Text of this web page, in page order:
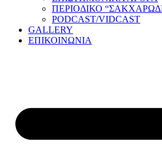
ΠΕΡΙΟΔΙΚΟ
PODCAST/VIDCAST
GALLERY
ΕΠΙΚΟΙΝΩΝΙΑ